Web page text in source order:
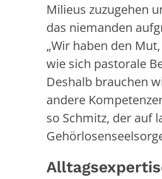
Milieus zuzugehen
das niemanden
„Wir haben den
wie sich pastorale
Deshalb brauchen
andere
so Schmitz, der auf